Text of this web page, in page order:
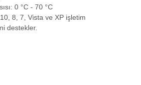
0 °C - 70 °C
8, 7, Vista ve XP işletim
destekler.